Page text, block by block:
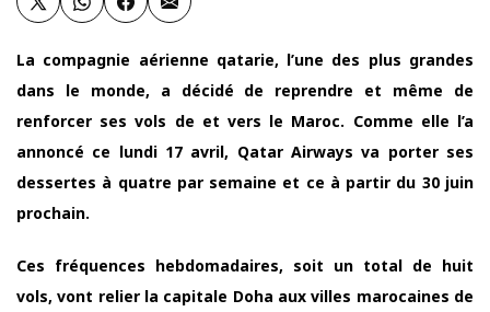
La compagnie aérienne qatarie, l’une des plus grandes
dans le monde, a décidé de reprendre et même de
renforcer ses vols de et vers le Maroc. Comme elle l’a
annoncé ce lundi 17 avril, Qatar Airways va porter ses
dessertes à quatre par semaine et ce à partir du 30 juin
prochain.
Ces fréquences hebdomadaires, soit un total de huit
vols, vont relier la capitale Doha aux villes marocaines de